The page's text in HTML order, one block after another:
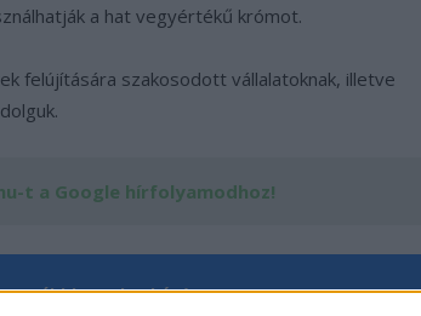
a hat vegyértékű krómot.
felújítására szakosodott vállalatoknak, illetve
t a Google hírfolyamodhoz!
további tartalmakért!